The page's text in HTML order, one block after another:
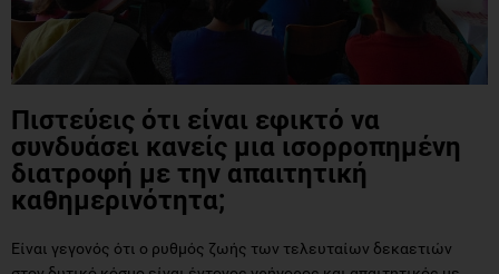
Πιστεύεις ότι είναι εφικτό να
συνδυάσει κανείς μια ισορροπημένη
διατροφή με την απαιτητική
καθημερινότητα;
Είναι γεγονός ότι ο ρυθμός ζωής των τελευταίων δεκαετιών